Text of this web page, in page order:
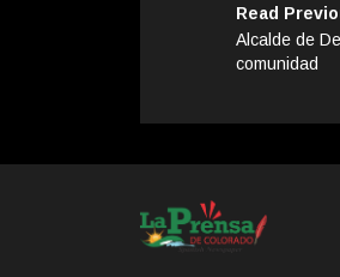
Read
Alcalde de
comunidad